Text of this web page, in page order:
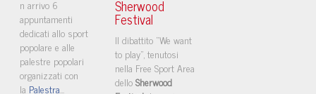
n arrivo 6
appuntamenti
dedicati allo sport
popolare e alle
palestre popolari
organizzati con
la Palestra...
Sherwood
Festival
Il dibattito “We want
to play”, tenutosi
nella Free Sport Area
delloSherwood